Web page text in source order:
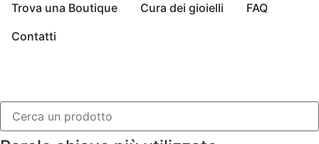
Trova una Boutique
Cura dei gioielli
FAQ
Contatti